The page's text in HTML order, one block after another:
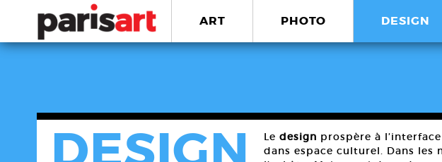
ART PHOTO DESIGN
Le design prospère à
dans espace culturel. Dans